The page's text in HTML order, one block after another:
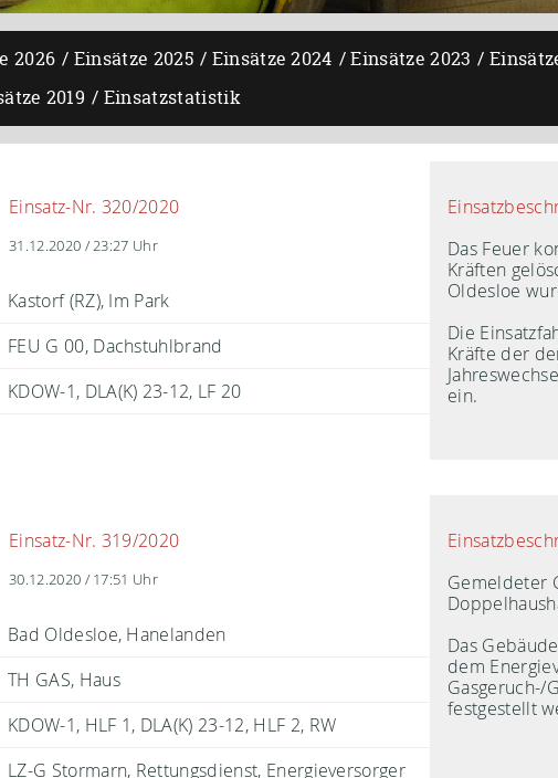
2026 Einsätze 2025 Einsätze 2024 Einsätze 2023
2019 Einsatzstatistik
Einsatz-Nr. 320/2020
31.12.2020 / 23:27 Uhr
Kastorf (RZ), Im Park
FEU G 00, Dachstuhlbrand
KDOW-1 DLA(K) 23-12 LF 20
Das Feuer
Kräften
Oldesloe
Die
Kräfte der
ein.
Einsatz-Nr. 319/2020
30.12.2020 / 17:51 Uhr
Bad Oldesloe, Hanelanden
TH GAS, Haus
KDOW-1 HLF 1 DLA(K) 23-12 HLF 2 RW
LZ-G Stormarn, Rettungsdienst, Energieversorger
Gemeldeter
Das
dem
Gasgeruch-/
festgestellt